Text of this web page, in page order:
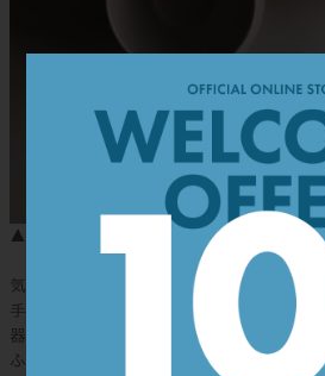
▲［左］マグカップ、［右］スープマグ
気の配られた、手仕事で
手がけているのは、eni プレートと同じ
器」。
ふち先端の内側を僅かにかんなで削るこ